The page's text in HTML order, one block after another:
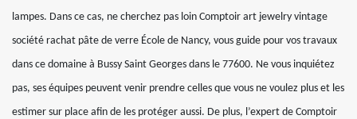
lampes. Dans ce cas, ne cherchez pas loin Comptoir art jewelry vintage
société rachat pâte de verre École de Nancy, vous guide pour vos travaux
dans ce domaine à Bussy Saint Georges dans le 77600. Ne vous inquiétez
pas, ses équipes peuvent venir prendre celles que vous ne voulez plus et les
estimer sur place afin de les protéger aussi. De plus, l’expert de Comptoir